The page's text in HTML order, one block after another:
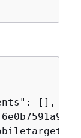
[],